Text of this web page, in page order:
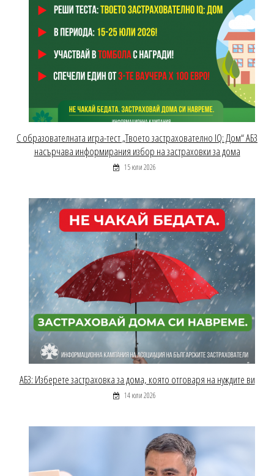
С образователната игра-тест „Твоето застрахователно IQ: Дом“ АБЗ
насърчава информирания избор на застраховки за дома
15 юли 2026
АБЗ: Изберете застраховка за дома, която отговаря на нуждите ви
14 юли 2026